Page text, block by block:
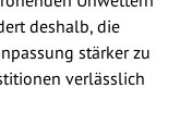
deshalb, die
stärker zu
verlässlich